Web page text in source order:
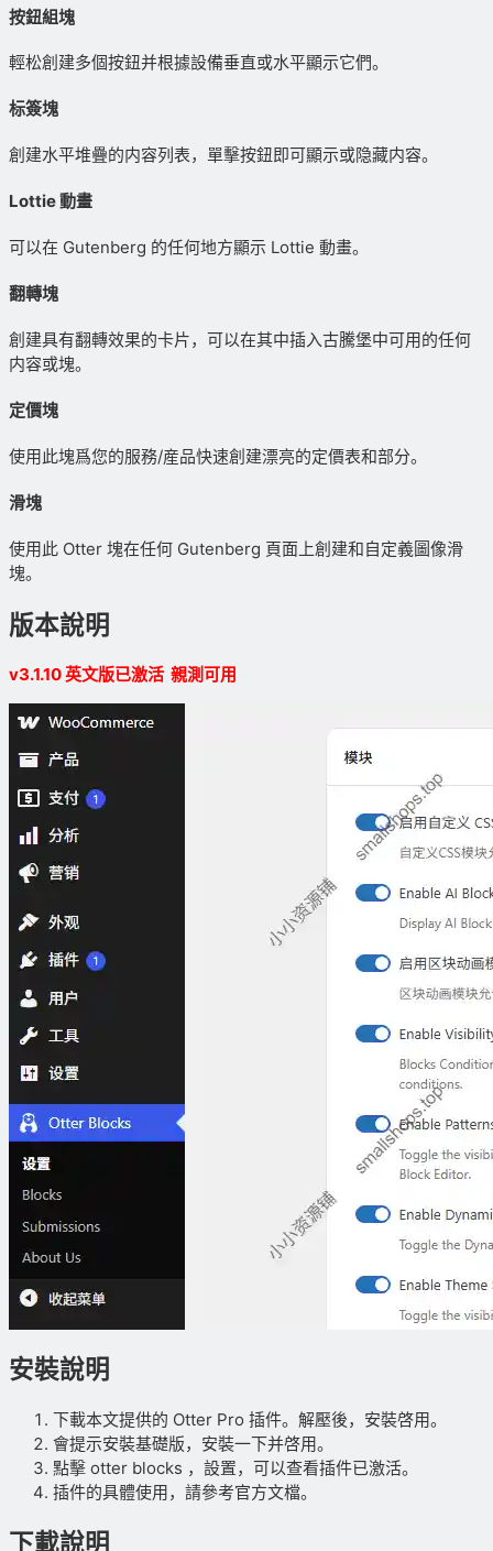
按鈕組塊
輕松創建多個按鈕并根據設備垂直或水平顯示它們。
标簽塊
創建水平堆疊的内容列表，單擊按鈕即可顯示或隐藏内容。
Lottie 動畫
可以在 Gutenberg 的任何地方顯示 Lottie 動畫。
翻轉塊
創建具有翻轉效果的卡片，可以在其中插入古騰堡中可用的任何
内容或塊。
定價塊
使用此塊爲您的服務/産品快速創建漂亮的定價表和部分。
滑塊
使用此 Otter 塊在任何 Gutenberg 頁面上創建和自定義圖像滑
塊。
版本說明
v3.1.10 英文版已激活 親測可用
安裝說明
下載本文提供的 Otter Pro 插件。解壓後，安裝啓用。
會提示安裝基礎版，安裝一下并啓用。
點擊 otter blocks ，設置，可以查看插件已激活。
插件的具體使用，請參考官方文檔。
下載說明